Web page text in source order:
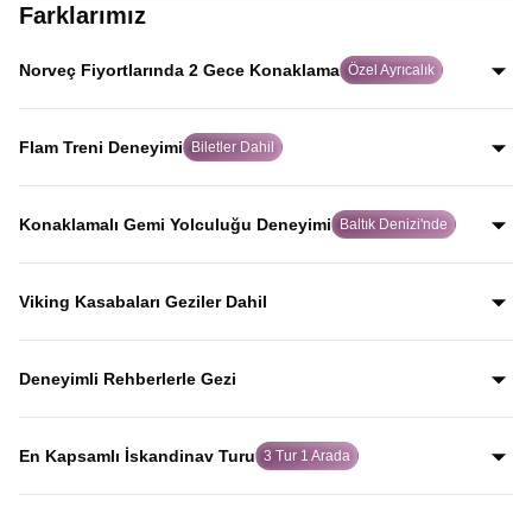
Farklarımız
Norveç Fiyortlarında 2 Gece Konaklama Özel Ayrıcalık
Birçok turda fiyortlar sadece uzaktan görülürken, Avrupa
Rüyası’nda Norveç fiyortlarını yakından keşfeder ve
Hardanger Fiyordu kıyısındaki Ulvik’te 2 gece
Flam Treni Deneyimi Biletler Dahil
Dünyanın en ünlü tren yolculuklarından biri olan Flåm
Treni için biletleri misafirlerimiz adına alıyor, bu eşsiz
deneyimi hiçbir zahmete girmeden yaşamalarını
Konaklamalı Gemi Yolculuğu Deneyimi Baltık Denizi'nde
Baltık Denizi’nde binlerce adanın arasından ilerleyen
cruise gemisinde, 2 kişilik kamaralarda konaklayarak
Viking Kasabaları Geziler Dahil
İskandinav tarihine yön veren Viking kültürünü yansıtan
kasabaları, rehber anlatımlarıyla keşfederek bölgenin
Deneyimli Rehberlerle Gezi
Yıllardır bu tur rotasını birebir uygulayan ve deneyimleyen
rehberler eşliğinde gezerek; şehirleri sadece görmekle
kalmaz, anlatımlarla şehirleri dolu dolu keşfedersiniz.
En Kapsamlı İskandinav Turu 3 Tur 1 Arada
Baltık Ülkeleri, Norveç Fiyortları ve İskandinav